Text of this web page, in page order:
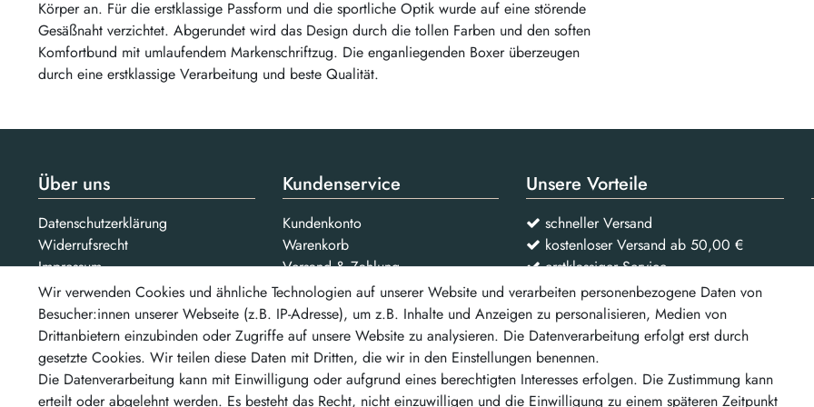
Körper an. Für die erstklassige Passform und die sportliche Optik wurde auf eine störende
Gesäßnaht verzichtet. Abgerundet wird das Design durch die tollen Farben und den soften
Komfortbund mit umlaufendem Markenschriftzug. Die enganliegenden Boxer überzeugen
durch eine erstklassige Verarbeitung und beste Qualität.
Über uns
Datenschutzerklärung
Widerrufsrecht
Impressum
AGB
Jobs
Unsere Partner
Kundenservice
Kundenkonto
Warenkorb
Versand & Zahlung
Kontakt
Bezahlarten
...und weitere
Unsere Vorteile
schneller Versand
kostenloser Versand ab 50,00 €
erstklassiger Service
Vertrag widerrufen
Wir verwenden Cookies und ähnliche Technologien auf unserer Website und verarbeiten personenbezogene Daten von
Besucher:innen unserer Webseite (z.B. IP-Adresse), um z.B. Inhalte und Anzeigen zu personalisieren, Medien von
Drittanbietern einzubinden oder Zugriffe auf unsere Website zu analysieren. Die Datenverarbeitung erfolgt erst durch
gesetzte Cookies. Wir teilen diese Daten mit Dritten, die wir in den Einstellungen benennen.
Die Datenverarbeitung kann mit Einwilligung oder aufgrund eines berechtigten Interesses erfolgen. Die Zustimmung kann
erteilt oder abgelehnt werden. Es besteht das Recht, nicht einzuwilligen und die Einwilligung zu einem späteren Zeitpunkt